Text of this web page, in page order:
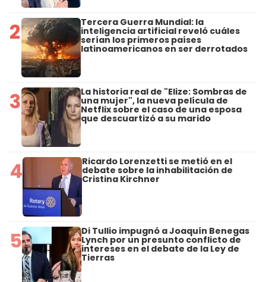
2 Tercera Guerra Mundial: la
inteligencia artificial reveló cuáles
serían los primeros países
latinoamericanos en ser derrotados
3 La historia real de "Elize: Sombras de
una mujer", la nueva película de
Netflix sobre el caso de una esposa
que descuartizó a su marido
4 Ricardo Lorenzetti se metió en el
debate sobre la inhabilitación de
Cristina Kirchner
5 Di Tullio impugnó a Joaquín Benegas
Lynch por un presunto conflicto de
intereses en el debate de la Ley de
Tierras